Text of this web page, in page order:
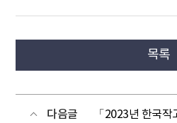
목록
다음글
「2023년 한국